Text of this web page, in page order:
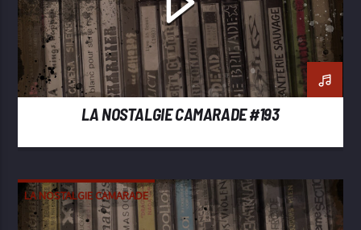
LA NOSTALGIE CAMARADE #193
LA NOSTALGIE CAMARADE